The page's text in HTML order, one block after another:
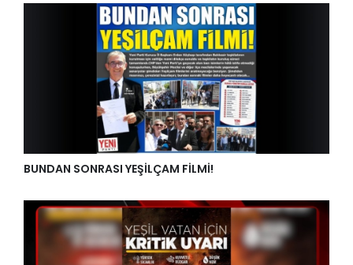
BUNDAN SONRASI YEŞİLÇAM FİLMİ!